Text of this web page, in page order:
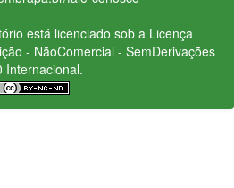
está licenciado sob a Licença
- NãoComercial - SemDerivações
Internacional.